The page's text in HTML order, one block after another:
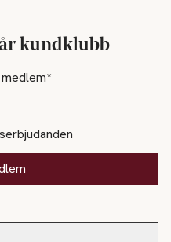
kundklubb